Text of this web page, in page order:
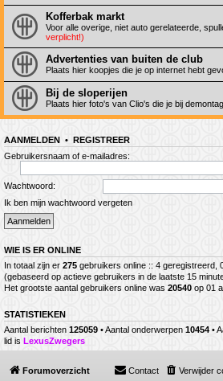
Kofferbak markt
Voor alle overige, niet auto gerelateerde,
verplicht!)
Advertenties van buiten de club
Plaats hier koopjes die je op internet hebt
Bij de sloperijen
Plaats hier foto's van Clio's die je bij
AANMELDEN • REGISTREER
Gebruikersnaam of e-mailadres:
Wachtwoord:
Ik ben mijn wachtwoord vergeten
WIE IS ER ONLINE
In totaal zijn er 275 gebruikers online :: 4 geregistreerd,
(gebaseerd op actieve gebruikers in de laatste 15
Het grootste aantal gebruikers online was 20540 op 01
STATISTIEKEN
Aantal berichten 125059 • Aantal onderwerpen 10454 •
lid is LexusZwegers
Forumoverzicht Verwijder
Contact